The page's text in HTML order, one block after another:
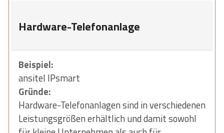
Hardware-Telefonanlage
Beispiel:
ansitel IPsmart
Gründe:
Hardware-Telefonanlagen sind in verschiedenen
Leistungsgrößen erhältlich und damit sowohl